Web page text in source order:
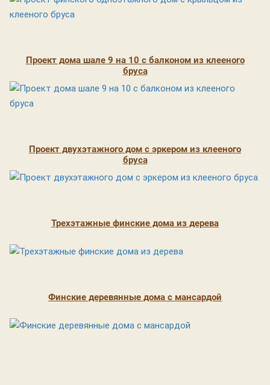
Проект дома шале 9 на 10 с балконом из клееного
бруса
Проект двухэтажного дом с эркером из клееного
бруса
Трехэтажные финские дома из дерева
Финские деревянные дома с мансардой